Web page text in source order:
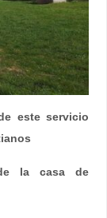
este servicio
la casa de